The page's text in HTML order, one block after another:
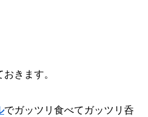
きます。
でガッツリ食べてガッツリ呑